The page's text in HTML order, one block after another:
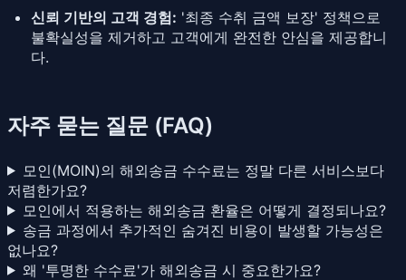
신뢰 기반의 고객 경험: '최종 수취 금액 보장' 정책으로
불확실성을 제거하고 고객에게 완전한 안심을 제공합니
다.
자주 묻는 질문 (FAQ)
모인(MOIN)의 해외송금 수수료는 정말 다른 서비스보다
저렴한가요?
모인에서 적용하는 해외송금 환율은 어떻게 결정되나요?
송금 과정에서 추가적인 숨겨진 비용이 발생할 가능성은
없나요?
왜 '투명한 수수료'가 해외송금 시 중요한가요?